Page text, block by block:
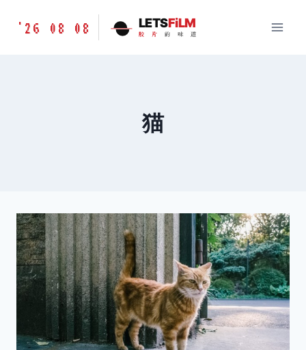
胶
'26 08 08 LETSFiLM
胶 片 的 味 道
猫